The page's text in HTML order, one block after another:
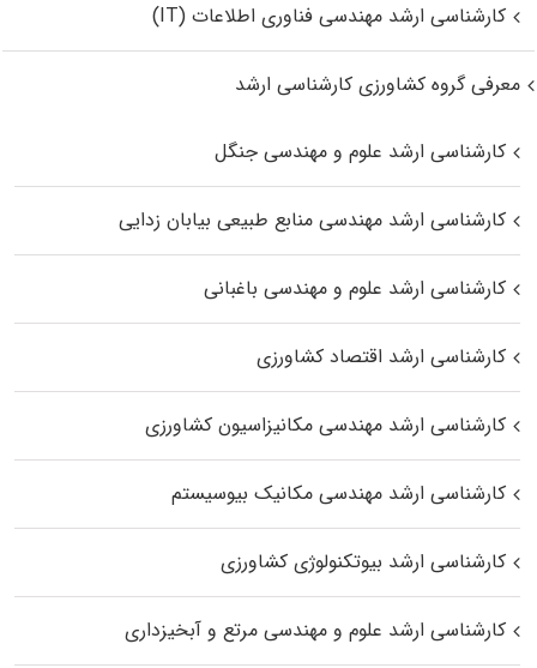
کارشناسی ارشد مهندسی فناوری اطلاعات (IT)
معرفی گروه کشاورزی کارشناسی ارشد
کارشناسی ارشد علوم و مهندسی جنگل
کارشناسی ارشد مهندسی منابع طبیعی بیابان زدایی
کارشناسی ارشد علوم و مهندسی باغبانی
کارشناسی ارشد اقتصاد کشاورزی
کارشناسی ارشد مهندسی مکانیزاسیون کشاورزی
کارشناسی ارشد مهندسی مکانیک بیوسیستم
کارشناسی ارشد بیوتکنولوژی کشاورزی
کارشناسی ارشد علوم و مهندسی مرتع و آبخیزداری